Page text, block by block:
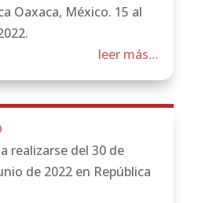
Oaxaca, México. 15 al
leer más…
realizarse del 30 de
de 2022 en República